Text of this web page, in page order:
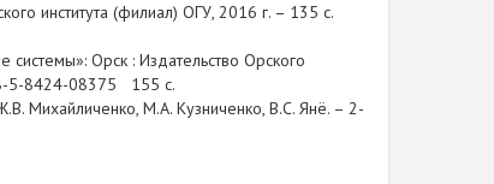
института (филиал) ОГУ, 2016 г. – 135 с.
Орск : Издательство Орского
5-8424-08375 155 с.
Михайличенко, М.А. Кузниченко, В.С. Янё. – 2-